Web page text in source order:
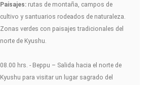
Paisajes: rutas de montaña, campos de
cultivo y santuarios rodeados de naturaleza.
Zonas verdes con paisajes tradicionales del
norte de Kyushu.
08.00 hrs. - Beppu – Salida hacia el norte de
Kyushu para visitar un lugar sagrado del